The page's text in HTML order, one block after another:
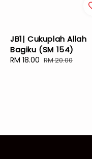
JB1| Cukuplah Allah
Bagiku (SM 154)
Sale
RM 18.00 Regular
RM 20.00